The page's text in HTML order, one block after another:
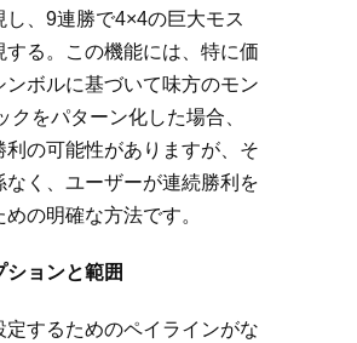
し、9連勝で4×4の巨大モス
する。この機能には、特に価
ンボルに基づいて味方のモン
クをパターン化した場合、
利の可能性がありますが、そ
なく、ユーザーが連続勝利を
の明確な方法です。
ションと範囲
定するためのペイラインがな